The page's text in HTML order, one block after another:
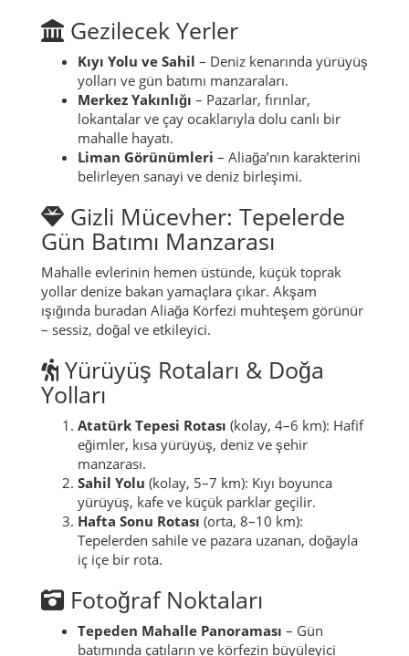
Gezilecek Yerler
Kıyı Yolu ve Sahil – Deniz kenarında yürüyüş
yolları ve gün batımı manzaraları.
Merkez Yakınlığı – Pazarlar, fırınlar,
lokantalar ve çay ocaklarıyla dolu canlı bir
mahalle hayatı.
Liman Görünümleri – Aliağa’nın karakterini
belirleyen sanayi ve deniz birleşimi.
Gizli Mücevher: Tepelerde
Gün Batımı Manzarası
Mahalle evlerinin hemen üstünde, küçük toprak
yollar denize bakan yamaçlara çıkar. Akşam
ışığında buradan Aliağa Körfezi muhteşem görünür
– sessiz, doğal ve etkileyici.
Yürüyüş Rotaları & Doğa
Yolları
Atatürk Tepesi Rotası (kolay, 4–6 km): Hafif
eğimler, kısa yürüyüş, deniz ve şehir
manzarası.
Sahil Yolu (kolay, 5–7 km): Kıyı boyunca
yürüyüş, kafe ve küçük parklar geçilir.
Hafta Sonu Rotası (orta, 8–10 km):
Tepelerden sahile ve pazara uzanan, doğayla
iç içe bir rota.
Fotoğraf Noktaları
Tepeden Mahalle Panoraması – Gün
batımında çatıların ve körfezin büyüleyici